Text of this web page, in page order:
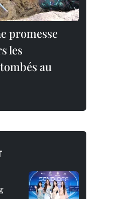
promesse
les
au